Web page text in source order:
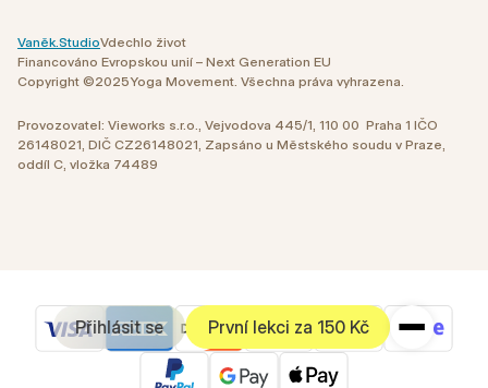
Přihlásit se První lekci za 150 Kč
Financováno Evropskou unií – Next Generation EU
Copyright ©2025Yoga Movement. Všechna práva vyhrazena.
Vdechlo život
Vaněk.Studio
Provozovatel: Vieworks s.r.o., Vejvodova 445/1, 110 00 Praha 1 IČO
26148021, DIČ CZ26148021, Zapsáno u Městského soudu v Praze,
oddíl C, vložka 74489